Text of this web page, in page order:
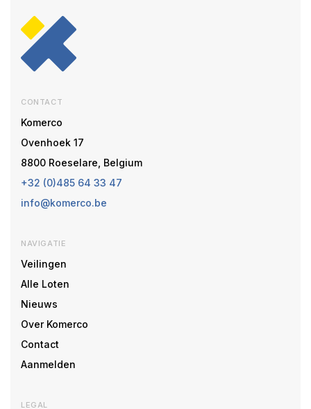
CONTACT
Komerco
Ovenhoek 17
8800 Roeselare, Belgium
+32 (0)485 64 33 47
info@komerco.be
NAVIGATIE
Veilingen
Alle Loten
Nieuws
Over Komerco
Contact
Aanmelden
LEGAL